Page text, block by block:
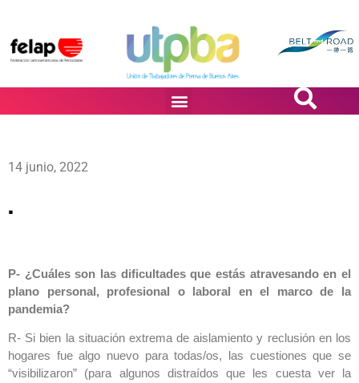
14 junio, 2022
.
P- ¿Cuáles son las dificultades que estás atravesando en el
plano personal, profesional o laboral en el marco de la
pandemia?
R- Si bien la situación extrema de aislamiento y reclusión en los
hogares fue algo nuevo para todas/os, las cuestiones que se
“visibilizaron” (para algunos distraídos que les cuesta ver la